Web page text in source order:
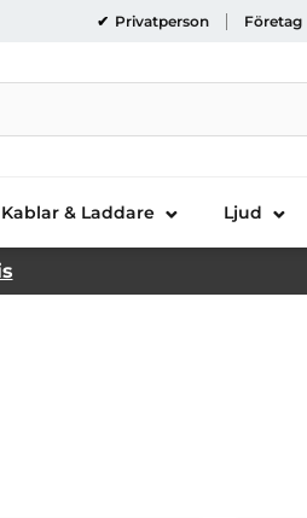
Privatperson Företag
Kablar & Laddare Ljud